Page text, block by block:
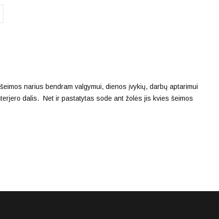
narius bendram valgymui, dienos įvykių, darbų aptarimui
dalis. Net ir pastatytas sode ant žolės jis kvies šeimos
lauko stalus Baltijos šalių rinkoms galite pamatyti apsilankę